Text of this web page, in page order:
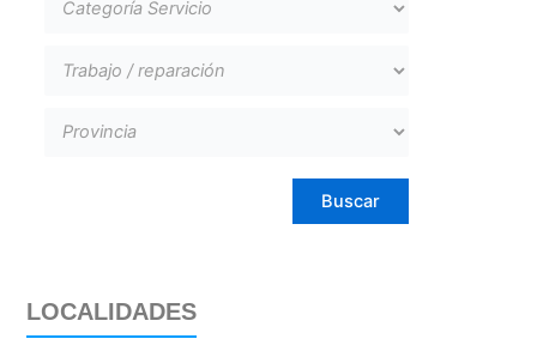
LOCALIDADES